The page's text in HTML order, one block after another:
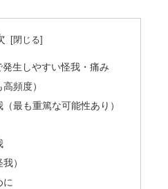
生しやすい怪我・痛み
頻度）
最も重篤な可能性あり）
）
に